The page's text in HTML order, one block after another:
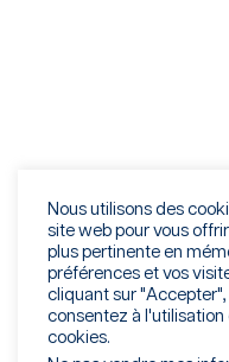
©2026
Nous utilisons des
site web pour vous
plus pertinente en
préférences et vos
cliquant sur "Accepter",
consentez à l'utilisation
cookies.